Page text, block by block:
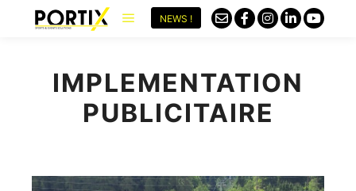
NEWS !
IMPLEMENTATION
PUBLICITAIRE